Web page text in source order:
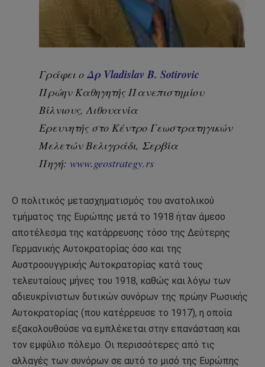
Γράφει οΔρ Vladislav B. Sotirovic
Πρώην Καθηγητής Πανεπιστημίου
Βίλνιους, Λιθουανία
Ερευνητής στο Κέντρο Γεωστρατηγικών
Μελετών Βελιγράδι, Σερβία
Πηγή: www.geostrategy.rs
Ο πολιτικός μετασχηματισμός του ανατολικού
τμήματος της Ευρώπης μετά το 1918 ήταν άμεσο
αποτέλεσμα της κατάρρευσης τόσο της Δεύτερης
Γερμανικής Αυτοκρατορίας όσο και της
Αυστροουγγρικής Αυτοκρατορίας κατά τους
τελευταίους μήνες του 1918, καθώς και λόγω των
αδιευκρίνιστων δυτικών συνόρων της πρώην Ρωσικής
Αυτοκρατορίας (που κατέρρευσε το 1917), η οποία
εξακολουθούσε να εμπλέκεται στην επανάσταση και
τον εμφύλιο πόλεμο. Οι περισσότερες από τις
αλλαγές των συνόρων σε αυτό το μισό της Ευρώπης